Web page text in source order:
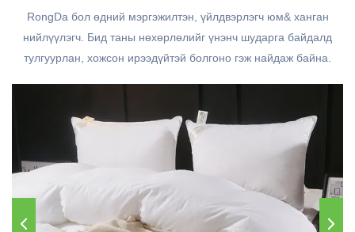
RongDa бол өдний мэргэжилтэн, үйлдвэрлэгч юм& ханган
нийлүүлэгч.​​​ Бид таны нөхөрлөлийг үнэнч шударга байдалд
тулгуурлан, хожсон ирээдүйтэй болгоно гэж найдаж байна.